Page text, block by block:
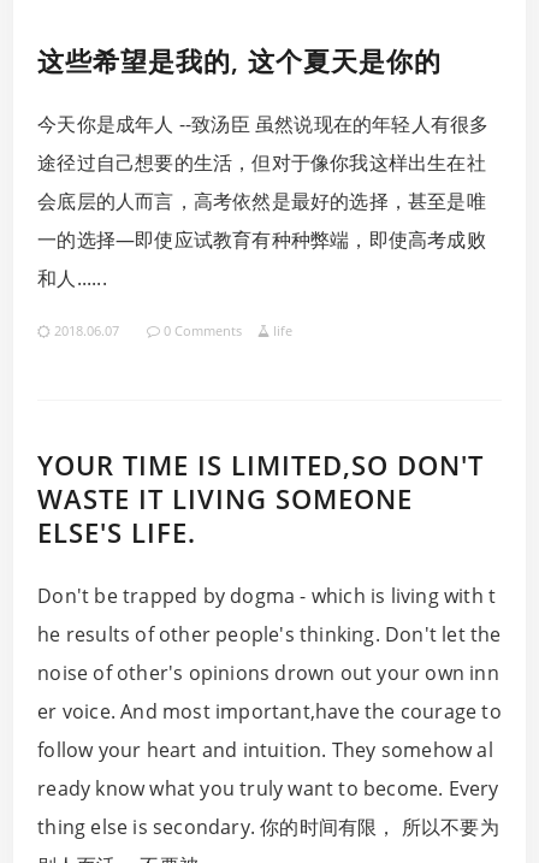
这些希望是我的, 这个夏天是你的
今天你是成年人 --致汤臣 虽然说现在的年轻人有很多
途径过自己想要的生活，但对于像你我这样出生在社
会底层的人而言，高考依然是最好的选择，甚至是唯
一的选择―即使应试教育有种种弊端，即使高考成败
和人......
2018.06.07 0 Comments life
YOUR TIME IS LIMITED,SO DON'T
WASTE IT LIVING SOMEONE
ELSE'S LIFE.
Don't be trapped by dogma - which is living with t
he results of other people's thinking. Don't let the
noise of other's opinions drown out your own inn
er voice. And most important,have the courage to
follow your heart and intuition. They somehow al
ready know what you truly want to become. Every
thing else is secondary. 你的时间有限， 所以不要为